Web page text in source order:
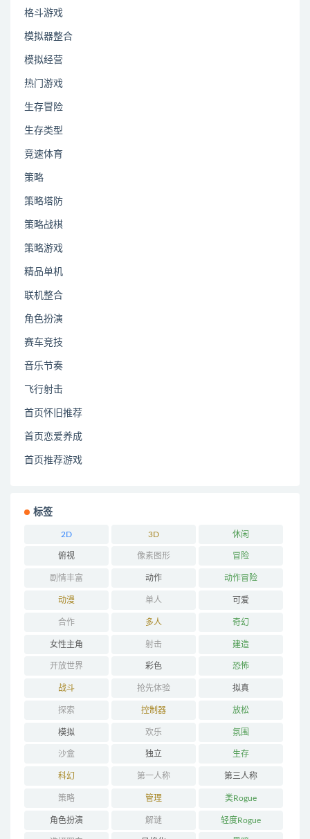
格斗游戏
模拟器整合
模拟经营
热门游戏
生存冒险
生存类型
竞速体育
策略
策略塔防
策略战棋
策略游戏
精品单机
联机整合
角色扮演
赛车竞技
音乐节奏
飞行射击
首页怀旧推荐
首页恋爱养成
首页推荐游戏
标签
2D 3D 休闲
俯视 像素图形 冒险
剧情丰富 动作 动作冒险
动漫 单人 可爱
合作 多人 奇幻
女性主角 射击 建造
开放世界 彩色 恐怖
战斗 抢先体验 拟真
探索 控制器 放松
模拟 欢乐 氛围
沙盒 独立 生存
科幻 第一人称 第三人称
策略 管理 类Rogue
角色扮演 解谜 轻度Rogue